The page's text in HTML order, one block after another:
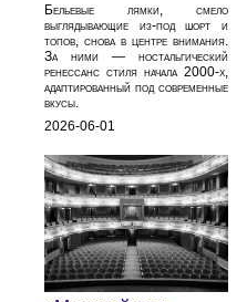
Бельевые лямки, смело
выглядывающие из‑под шорт и
топов, снова в центре внимания.
За ними — ностальгический
ренессанс стиля начала 2000‑х,
адаптированный под современные
вкусы.
2026-06-01